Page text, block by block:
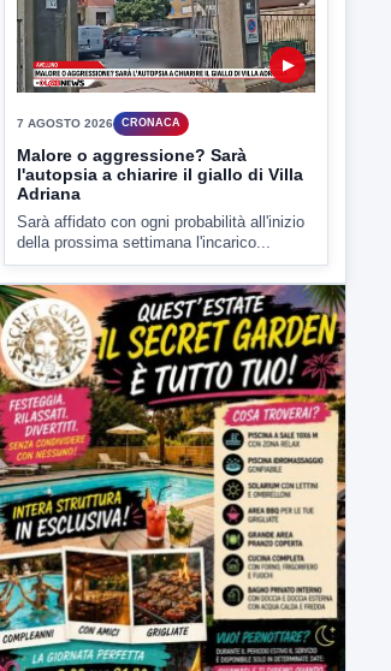
7 AGOSTO 2026
Malore o aggressione? Sarà
l'autopsia a chiarire il giallo di Villa
Adriana
Sarà affidato con ogni probabilità all'inizio
della prossima settimana l'incarico...